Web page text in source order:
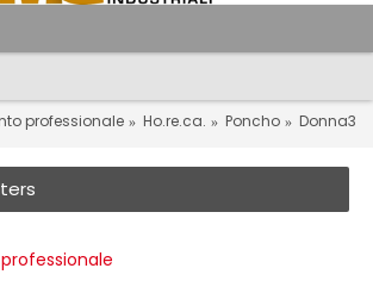
professionale Ho.re.ca. Poncho Donna3